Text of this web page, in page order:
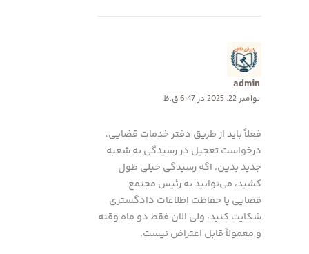
admin
نوامبر 22, 2025 در 6:47 ق.ظ
فعلاً باید از طریق دفتر خدمات قضایی،
درخواست تعجیل در رسیدگی به شعبه
جدید بدین. اگه رسیدگی خیلی طول
کشید، می‌توانید به رئیس مجتمع
قضایی یا حفاظت اطلاعات دادگستری
شکایت کنید، ولی الان فقط دو ماه وقته
و معمولاً قابل اعتراض نیست.